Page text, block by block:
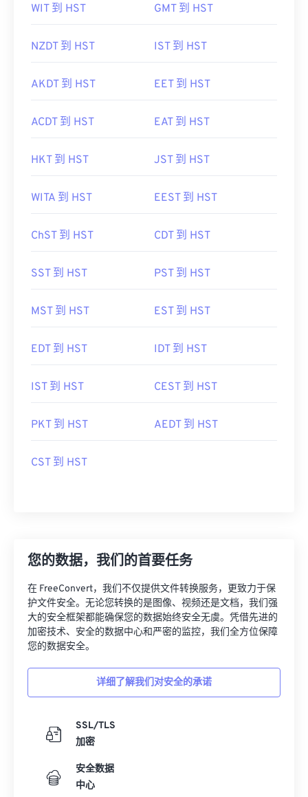
WIT 到 HST GMT 到 HST
NZDT 到 HST IST 到 HST
AKDT 到 HST EET 到 HST
ACDT 到 HST EAT 到 HST
HKT 到 HST JST 到 HST
WITA 到 HST EEST 到 HST
ChST 到 HST CDT 到 HST
SST 到 HST PST 到 HST
MST 到 HST EST 到 HST
EDT 到 HST IDT 到 HST
IST 到 HST CEST 到 HST
PKT 到 HST AEDT 到 HST
CST 到 HST
您的数据，我们的首要任务
在 FreeConvert，我们不仅提供文件转换服务，更致力于保
护文件安全。无论您转换的是图像、视频还是文档，我们强
大的安全框架都能确保您的数据始终安全无虞。凭借先进的
加密技术、安全的数据中心和严密的监控，我们全方位保障
您的数据安全。
详细了解我们对安全的承诺
SSL/TLS
加密
安全数据
中心